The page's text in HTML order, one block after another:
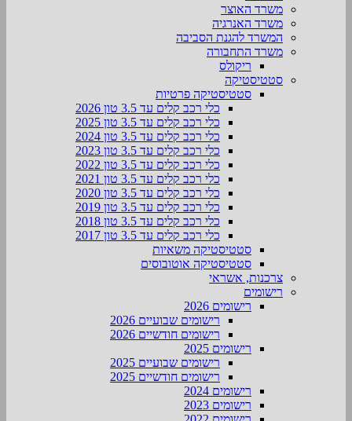
משרד האוצר
משרד האנרגיה
המשרד להגנת הסביבה
משרד התחבורה
ריקולס
סטטיסטיקה
סטטיסטיקה פרטיות
כלי רכב קלים עד 3.5 טון 2026
כלי רכב קלים עד 3.5 טון 2025
כלי רכב קלים עד 3.5 טון 2024
כלי רכב קלים עד 3.5 טון 2023
כלי רכב קלים עד 3.5 טון 2022
כלי רכב קלים עד 3.5 טון 2021
כלי רכב קלים עד 3.5 טון 2020
כלי רכב קלים עד 3.5 טון 2019
כלי רכב קלים עד 3.5 טון 2018
כלי רכב קלים עד 3.5 טון 2017
סטטיסטיקה משאיות
סטטיסטיקה אוטובוסים
צרכנות, אשראי
רישומים
רישומים 2026
רישומים שבועיים 2026
רישומים חודשיים 2026
רישומים 2025
רישומים שבועיים 2025
רישומים חודשיים 2025
רישומים 2024
רישומים 2023